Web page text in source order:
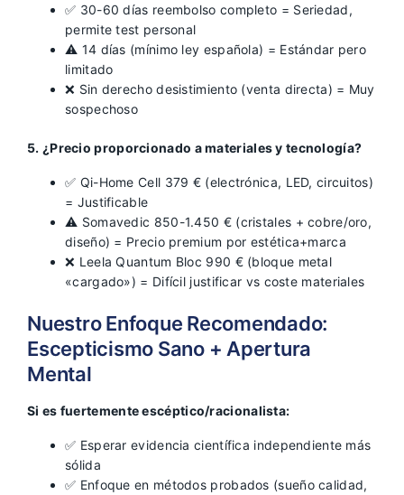
✅ 30-60 días reembolso completo = Seriedad,
permite test personal
⚠️ 14 días (mínimo ley española) = Estándar pero
limitado
❌ Sin derecho desistimiento (venta directa) = Muy
sospechoso
5. ¿Precio proporcionado a materiales y tecnología?
✅ Qi-Home Cell 379 € (electrónica, LED, circuitos)
= Justificable
⚠️ Somavedic 850-1.450 € (cristales + cobre/oro,
diseño) = Precio premium por estética+marca
❌ Leela Quantum Bloc 990 € (bloque metal
«cargado») = Difícil justificar vs coste materiales
Nuestro Enfoque Recomendado:
Escepticismo Sano + Apertura
Mental
Si es fuertemente escéptico/racionalista:
✅ Esperar evidencia científica independiente más
sólida
✅ Enfoque en métodos probados (sueño calidad,